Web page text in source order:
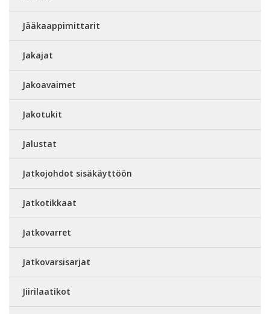
Jääkaappimittarit
Jakajat
Jakoavaimet
Jakotukit
Jalustat
Jatkojohdot sisäkäyttöön
Jatkotikkaat
Jatkovarret
Jatkovarsisarjat
Jiirilaatikot